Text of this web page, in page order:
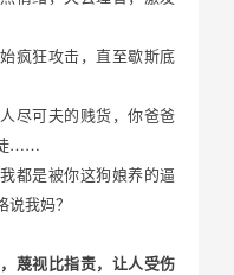
疯狂攻击，直至歇斯底
尽可夫的贱货，你爸爸
徒……
都是被你这狗娘养的逼
我妈？
蔑视比指责，让人受伤